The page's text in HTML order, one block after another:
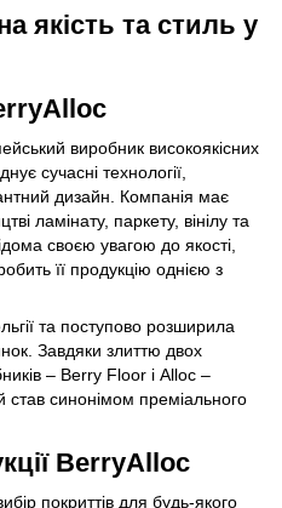
якість та стиль у
виробник високоякісних
сучасні технології,
дизайн. Компанія має
ламінату, паркету, вінілу та
своєю увагою до якості,
її продукцію однією з
та поступово розширила
Завдяки злиттю двох
– Berry Floor і Alloc –
став синонімом преміального
BerryAlloc
покриттів для будь-якого